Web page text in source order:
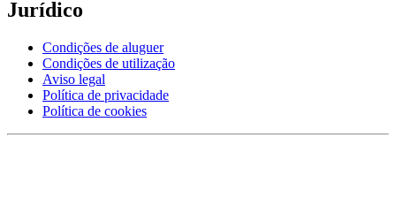
Jurídico
Condições de aluguer
Condições de utilização
Aviso legal
Política de privacidade
Política de cookies